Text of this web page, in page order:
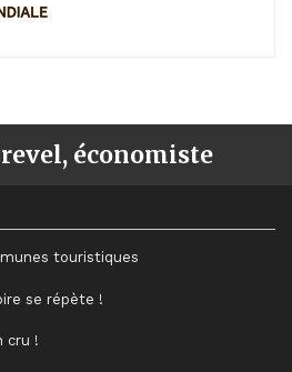
économiste
touristiques
se répète !
cru !